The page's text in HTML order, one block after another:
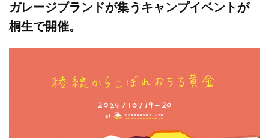
ガレージブランドが集うキャンプイベントが
桐生で開催。